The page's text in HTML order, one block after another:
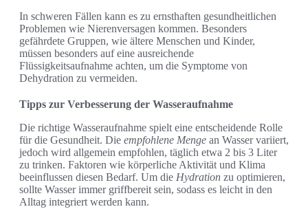
In schweren Fällen kann es zu ernsthaften gesundheitlichen
Problemen wie Nierenversagen kommen. Besonders
gefährdete Gruppen, wie ältere Menschen und Kinder,
müssen besonders auf eine ausreichende
Flüssigkeitsaufnahme achten, um die Symptome von
Dehydration zu vermeiden.
Tipps zur Verbesserung der Wasseraufnahme
Die richtige Wasseraufnahme spielt eine entscheidende Rolle
für die Gesundheit. Die empfohlene Menge an Wasser variiert,
jedoch wird allgemein empfohlen, täglich etwa 2 bis 3 Liter
zu trinken. Faktoren wie körperliche Aktivität und Klima
beeinflussen diesen Bedarf. Um die Hydration zu optimieren,
sollte Wasser immer griffbereit sein, sodass es leicht in den
Alltag integriert werden kann.